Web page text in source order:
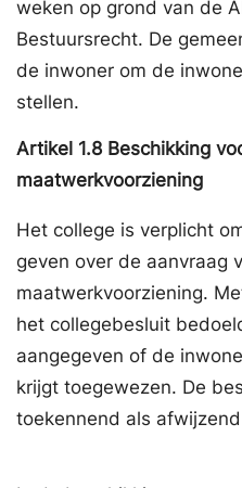
weken op grond van de
Bestuursrecht. De
de inwoner om de
stellen.
Artikel 1.8 Beschikking
maatwerkvoorziening
Het college is verplicht
geven over de aanvraag
maatwerkvoorziening.
het collegebesluit
aangegeven of de
krijgt toegewezen. De
toekennend als